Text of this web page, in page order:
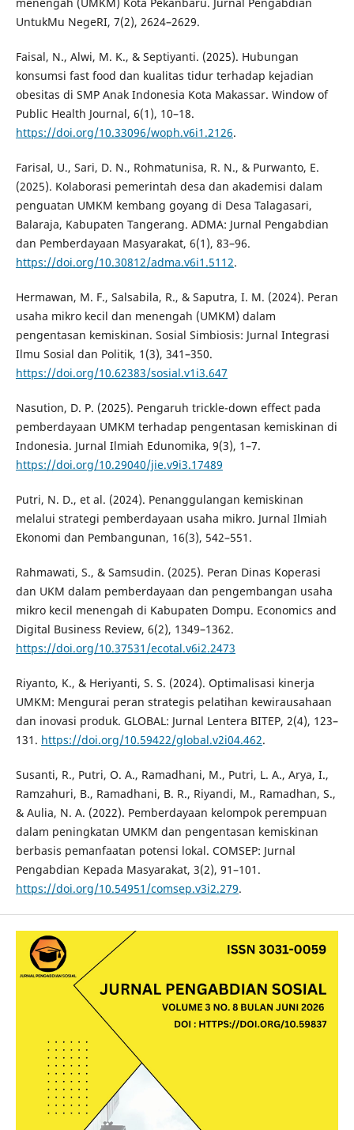
UntukMu NegeRI, 7(2), 2624–2629.
Faisal, N., Alwi, M. K., & Septiyanti. (2025). Hubungan
konsumsi fast food dan kualitas tidur terhadap kejadian
obesitas di SMP Anak Indonesia Kota Makassar. Window of
Public Health Journal, 6(1), 10–18.
https://doi.org/10.33096/woph.v6i1.2126.
Farisal, U., Sari, D. N., Rohmatunisa, R. N., & Purwanto, E.
(2025). Kolaborasi pemerintah desa dan akademisi dalam
penguatan UMKM kembang goyang di Desa Talagasari,
Balaraja, Kabupaten Tangerang. ADMA: Jurnal Pengabdian
dan Pemberdayaan Masyarakat, 6(1), 83–96.
https://doi.org/10.30812/adma.v6i1.5112.
Hermawan, M. F., Salsabila, R., & Saputra, I. M. (2024). Peran
usaha mikro kecil dan menengah (UMKM) dalam
pengentasan kemiskinan. Sosial Simbiosis: Jurnal Integrasi
Ilmu Sosial dan Politik, 1(3), 341–350.
https://doi.org/10.62383/sosial.v1i3.647
Nasution, D. P. (2025). Pengaruh trickle-down effect pada
pemberdayaan UMKM terhadap pengentasan kemiskinan di
Indonesia. Jurnal Ilmiah Edunomika, 9(3), 1–7.
https://doi.org/10.29040/jie.v9i3.17489
Putri, N. D., et al. (2024). Penanggulangan kemiskinan
melalui strategi pemberdayaan usaha mikro. Jurnal Ilmiah
Ekonomi dan Pembangunan, 16(3), 542–551.
Rahmawati, S., & Samsudin. (2025). Peran Dinas Koperasi
dan UKM dalam pemberdayaan dan pengembangan usaha
mikro kecil menengah di Kabupaten Dompu. Economics and
Digital Business Review, 6(2), 1349–1362.
https://doi.org/10.37531/ecotal.v6i2.2473
Riyanto, K., & Heriyanti, S. S. (2024). Optimalisasi kinerja
UMKM: Mengurai peran strategis pelatihan kewirausahaan
dan inovasi produk. GLOBAL: Jurnal Lentera BITEP, 2(4), 123–
131. https://doi.org/10.59422/global.v2i04.462.
Susanti, R., Putri, O. A., Ramadhani, M., Putri, L. A., Arya, I.,
Ramzahuri, B., Ramadhani, B. R., Riyandi, M., Ramadhan, S.,
& Aulia, N. A. (2022). Pemberdayaan kelompok perempuan
dalam peningkatan UMKM dan pengentasan kemiskinan
berbasis pemanfaatan potensi lokal. COMSEP: Jurnal
Pengabdian Kepada Masyarakat, 3(2), 91–101.
https://doi.org/10.54951/comsep.v3i2.279.